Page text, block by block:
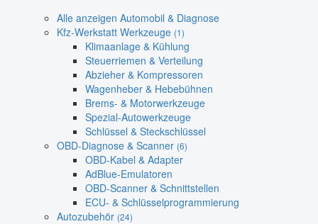
Alle anzeigen Automobil & Diagnose
Kfz-Werkstatt Werkzeuge (1)
Klimaanlage & Kühlung
Steuerriemen & Verteilung
Abzieher & Kompressoren
Wagenheber & Hebebühnen
Brems- & Motorwerkzeuge
Spezial-Autowerkzeuge
Schlüssel & Steckschlüssel
OBD-Diagnose & Scanner (6)
OBD-Kabel & Adapter
AdBlue-Emulatoren
OBD-Scanner & Schnittstellen
ECU- & Schlüsselprogrammierung
Autozubehör (24)